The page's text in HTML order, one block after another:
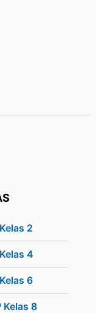
2
4
6
Kelas 8